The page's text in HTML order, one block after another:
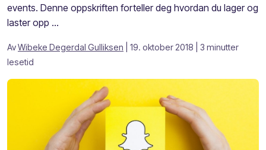
events. Denne oppskriften forteller deg hvordan du lager og
laster opp ...
AvWibeke Degerdal Gulliksen | 19. oktober 2018
| 3 minutter
lesetid